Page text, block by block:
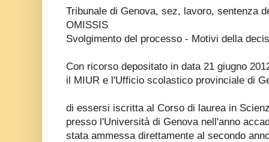
Tribunale di Genova, sez, lavoro, sentenza
OMISSIS
Svolgimento del processo - Motivi della
Con ricorso depositato in data 21 giugno
il MIUR e l'Ufficio scolastico provinciale di
di essersi iscritta al Corso di laurea in
presso l'Università di Genova nell'anno
stata ammessa direttamente al secondo